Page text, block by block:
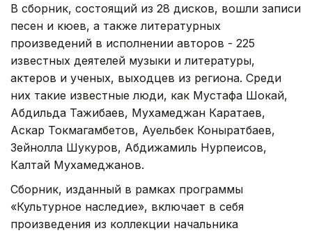
В сборник, состоящий из 28 дисков, вошли записи
песен и кюев, а также литературных
произведений в исполнении авторов - 225
известных деятелей музыки и литературы,
актеров и ученых, выходцев из региона. Среди
них такие известные люди, как Мустафа Шокай,
Абдильда Тажибаев, Мухамеджан Каратаев,
Аскар Токмагамбетов, Ауельбек Коныратбаев,
Зейнолла Шукуров, Абдижамиль Нурпеисов,
Калтай Мухамеджанов.
Сборник, изданный в рамках программы
«Культурное наследие», включает в себя
произведения из коллекции начальника